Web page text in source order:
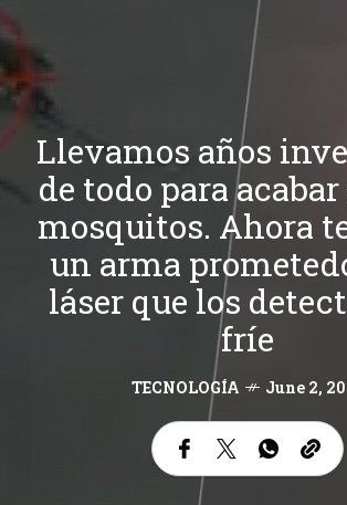
Llevamos años
de todo para
mosquitos. Ahora
un arma
láser que los
fríe
TECNOLOGÍA June 2,